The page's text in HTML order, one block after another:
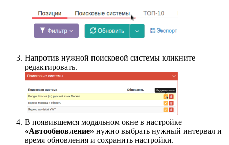
Напротив нужной поисковой системы кликните
редактировать.
В появившемся модальном окне в настройке
«Автообновление» нужно выбрать нужный интервал и
время обновления и сохранить настройки.